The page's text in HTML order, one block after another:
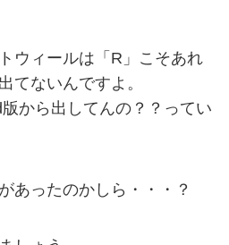
ウィールは「R」こそあれ
てないんですよ。
から出してんの？？ってい
あったのかしら・・・？